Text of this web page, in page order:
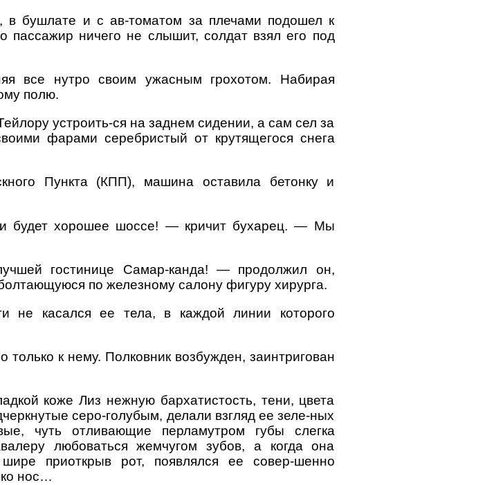
в бушлате и с ав-томатом за плечами подошел к
пассажир ничего не слышит, солдат взял его под
все нутро своим ужасным грохотом. Набирая
полю.
устроить-ся на заднем сидении, а сам сел за
фарами серебристый от крутящегося снега
Пункта (КПП), машина оставила бетонку и
будет хорошее шоссе! — кричит бухарец. — Мы
гостинице Самар-канда! — продолжил он,
по железному салону фигуру хирурга.
не касался ее тела, в каждой линии которого
к нему. Полковник возбужден, заинтригован
коже Лиз нежную бархатистость, тени, цвета
серо-голубым, делали взгляд ее зеле-ных
чуть отливающие перламутром губы слегка
любоваться жемчугом зубов, а когда она
приоткрыв рот, появлялся ее совер-шенно
нос…